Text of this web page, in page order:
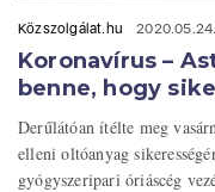
Közszolgálat.hu
Koronavírus –
benne, hogy
Derűlátóan ítélte meg
elleni oltóanyag
gyógyszeripari óriáscég